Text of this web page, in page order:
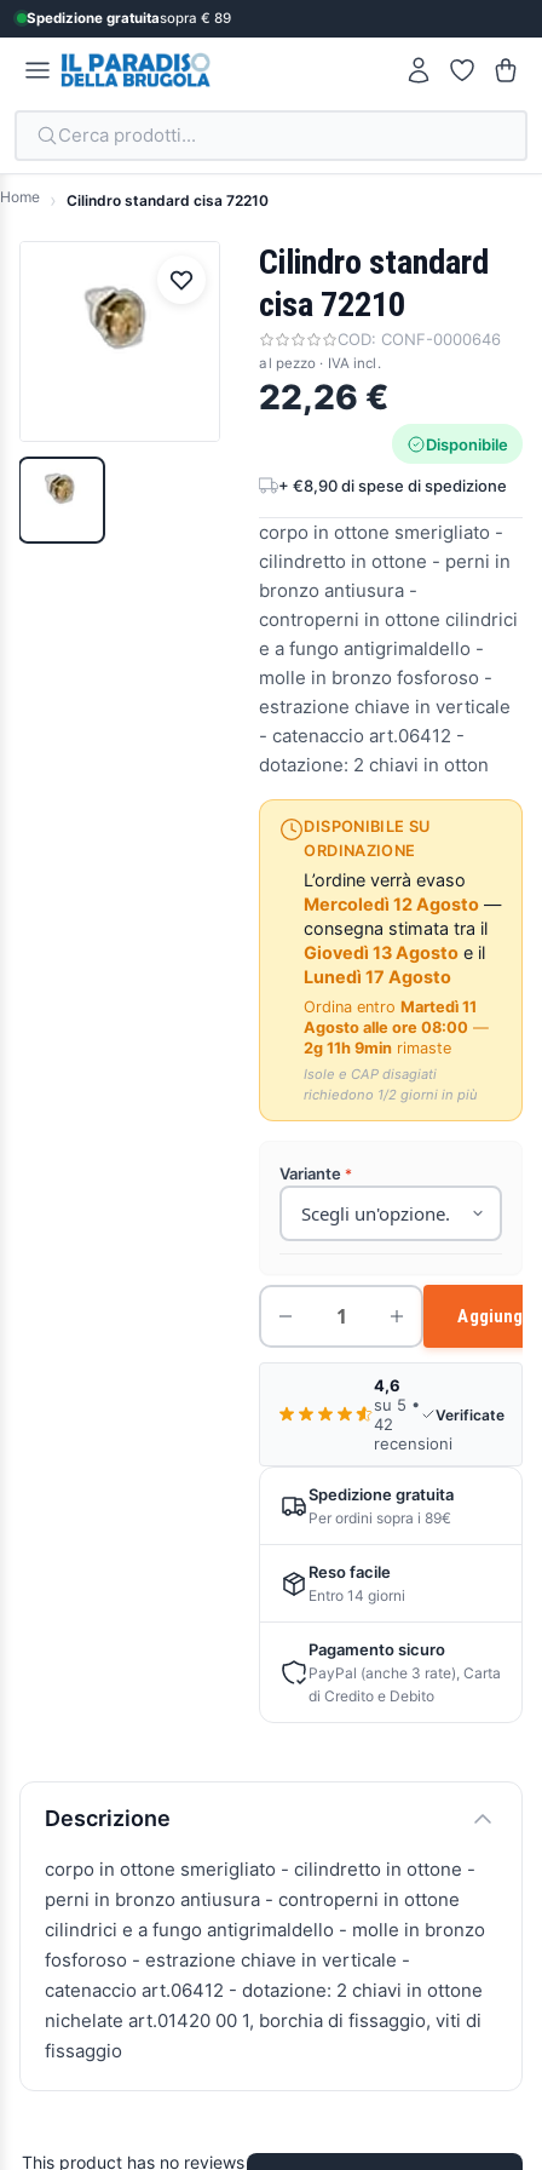
Spedizione gratuitasopra € 89
Cerca prodotti...
Home Cilindro standard cisa 72210
Cilindro standard
cisa 72210
COD: CONF-0000646
al pezzo · IVA incl.
22,26 €
Disponibile
+ €8,90 di spese di spedizione
corpo in ottone smerigliato -
cilindretto in ottone - perni in
bronzo antiusura -
controperni in ottone cilindrici
e a fungo antigrimaldello -
molle in bronzo fosforoso -
estrazione chiave in verticale
- catenaccio art.06412 -
dotazione: 2 chiavi in otton
DISPONIBILE SU
ORDINAZIONE
L’ordine verrà evaso
Mercoledì 12 Agosto —
consegna stimata tra il
Giovedì 13 Agosto e il
Lunedì 17 Agosto
Ordina entroMartedì 11
Agosto alle ore 08:00 —
2g 11h 9min rimaste
Isole e CAP disagiati
richiedono 1/2 giorni in più
Variante
Aggiungi
4,6
su 5 •
42
recensioni
Verificate
Spedizione gratuita
Per ordini sopra i 89€
Reso facile
Entro 14 giorni
Pagamento sicuro
PayPal (anche 3 rate), Carta
di Credito e Debito
Descrizione e caratteristiche
Descrizione
corpo in ottone smerigliato - cilindretto in ottone -
perni in bronzo antiusura - controperni in ottone
cilindrici e a fungo antigrimaldello - molle in bronzo
fosforoso - estrazione chiave in verticale -
catenaccio art.06412 - dotazione: 2 chiavi in ottone
nichelate art.01420 00 1, borchia di fissaggio, viti di
fissaggio
This product has no reviews